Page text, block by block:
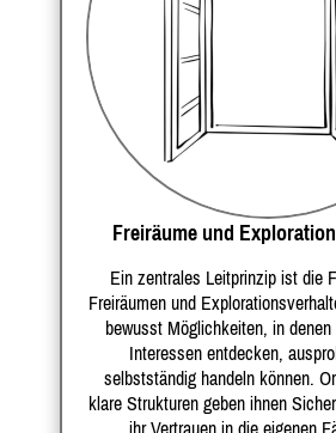
Freiräume und
Ein zentrales Leitprinzip ist die
Freiräumen und
bewusst Möglichkeiten, in
Interessen entdecken,
selbstständig handeln können.
klare Strukturen geben ihnen
ihr Vertrauen in die eigenen